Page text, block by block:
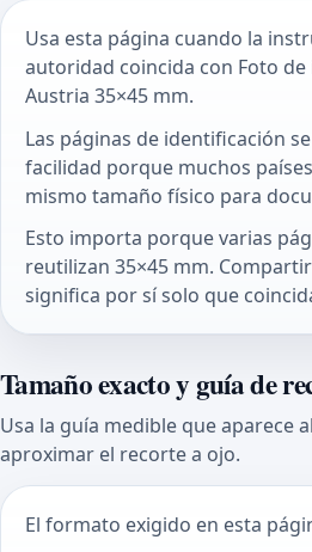
Usa esta página cuando la
autoridad coincida con Foto
Austria 35×45 mm.
Las páginas de identificación
facilidad porque muchos
mismo tamaño físico para
Esto importa porque varias
reutilizan 35×45 mm.
significa por sí solo que
Tamaño exacto y guía de
Usa la guía medible que aparece
aproximar el recorte a ojo.
El formato exigido en esta